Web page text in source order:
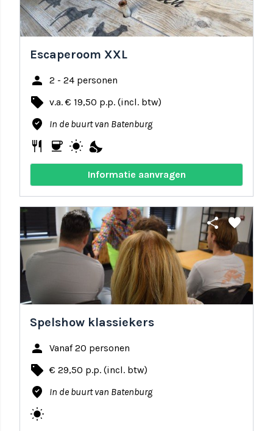
Escaperoom XXL
person 2 - 24 personen
local_offer v.a. € 19,50 p.p. (incl. btw)
where_to_vote In de buurt van Batenburg
restaurant coffee wb_sunny nights_stay
Informatie aanvragen
share favorite
Spelshow klassiekers
person Vanaf 20 personen
local_offer € 29,50 p.p. (incl. btw)
where_to_vote In de buurt van Batenburg
wb_sunny